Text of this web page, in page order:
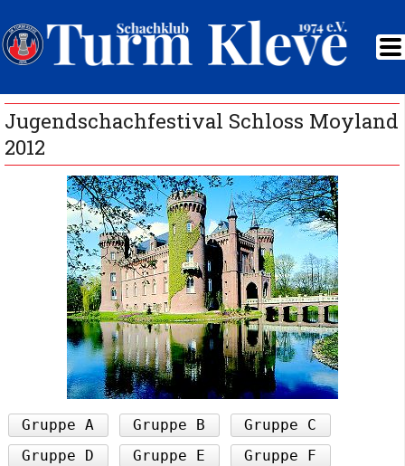
Jugendschachfestival Schloss Moyland
2012
Gruppe A Gruppe B
Gruppe C
Gruppe D
Gruppe E
Gruppe F